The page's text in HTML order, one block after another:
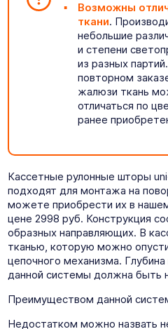
Возможны
ткани.
небольшие
и степени
из разных
повторном
жалюзи ткань
отличаться по
ранее
Кассетные рулонные шторы
подходят для монтажа на
можете приобрести их в
цене 2998 руб. Конструкция
образных направляющих. В
тканью, которую можно
цепочного механизма.
данной системы должна быть
Преимуществом данной
Недостатком можно назвать